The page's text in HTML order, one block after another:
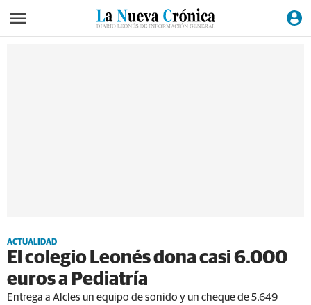
ACTUALIDAD
El colegio Leonés dona casi 6.000
euros a Pediatría
Entrega a Alcles un equipo de sonido y un cheque de 5.649